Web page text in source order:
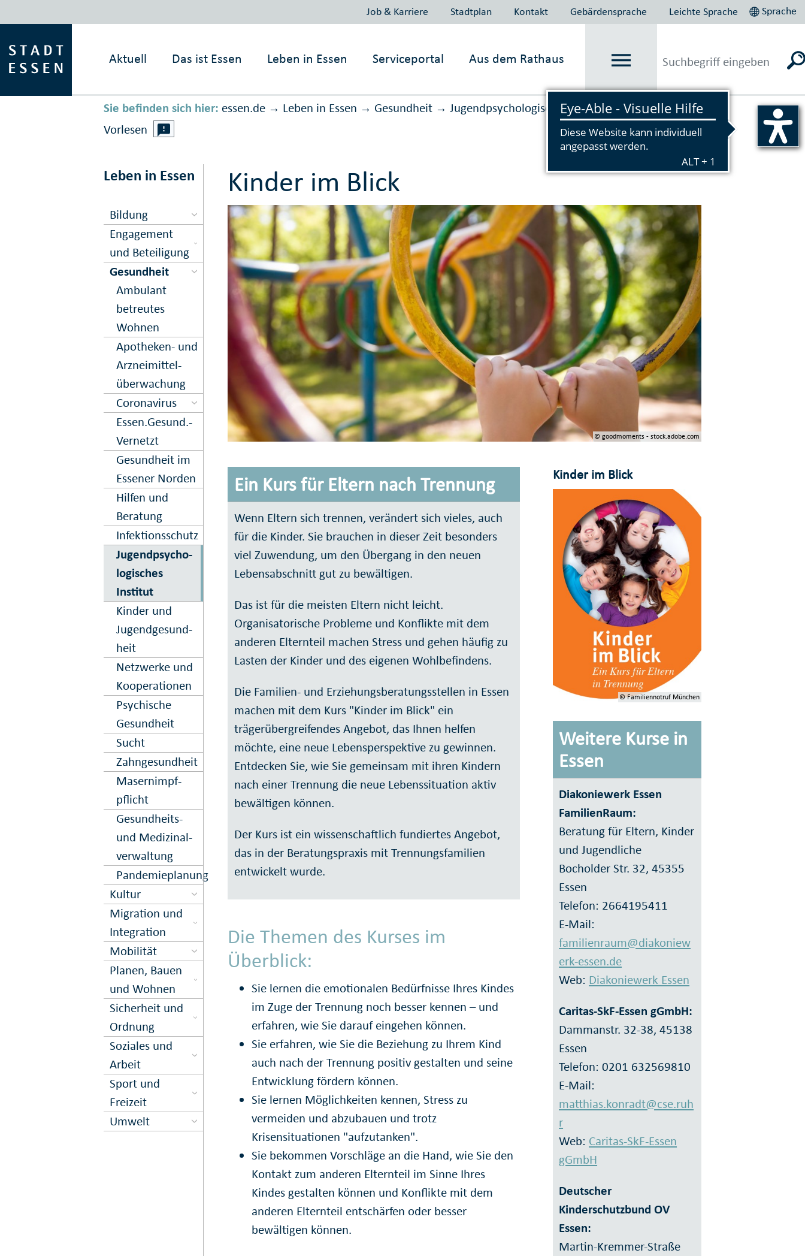
Job & Karriere Stadtplan Kontakt Gebärdensprache Leichte Sprache Sprache
Aktuell Das ist Essen Leben in Essen Serviceportal Aus dem Rathaus
Sie befinden sich hier: essen.de → Leben in Essen → Gesundheit → Jugend­psycho­logisches Institut
Vorlesen
Leben in Essen
Bildung
Engagement
und Beteiligung
Gesundheit
Ambulant
betreutes
Wohnen
Apo­theken- und
Arznei­mittel­
über­wachung
Corona­virus
Essen.­Gesund.­
Vernetzt
Gesundheit im
Essener Norden
Hilfen und
Beratung
Infektions­schutz
Jugend­psycho­
logisches
Institut
Kinder und
Jugend­gesund­
heit
Netz­werke und
Kooper­ation­en
Psy­chische
Gesund­heit
Sucht
Zahn­gesund­heit
Masern­impf­
pflicht
Gesund­heits-
und Medi­zinal­
ver­waltung
Pandemieplanung
Kultur
Migration und
Inte­gration
Mobilität
Planen, Bauen
und Wohnen
Sicher­heit und
Ord­nung
Soziales und
Arbeit
Sport und
Freizeit
Umwelt
Kinder im Blick
© goodmoments - stock.adobe.com
Ein Kurs für Eltern nach Trennung
Wenn Eltern sich trennen, verändert sich vieles, auch
für die Kinder. Sie brauchen in dieser Zeit besonders
viel Zuwendung, um den Übergang in den neuen
Lebensabschnitt gut zu bewältigen.
Das ist für die meisten Eltern nicht leicht.
Organisatorische Probleme und Konflikte mit dem
anderen Elternteil machen Stress und gehen häufig zu
Lasten der Kinder und des eigenen Wohlbefindens.
Die Familien- und Erziehungsberatungsstellen in Essen
machen mit dem Kurs "Kinder im Blick" ein
trägerübergreifendes Angebot, das Ihnen helfen
möchte, eine neue Lebensperspektive zu gewinnen.
Entdecken Sie, wie Sie gemeinsam mit ihren Kindern
nach einer Trennung die neue Lebenssituation aktiv
bewältigen können.
Der Kurs ist ein wissenschaftlich fundiertes Angebot,
das in der Beratungspraxis mit Trennungsfamilien
entwickelt wurde.
Die Themen des Kurses im
Überblick:
Sie lernen die emotionalen Bedürfnisse Ihres Kindes
im Zuge der Trennung noch besser kennen – und
erfahren, wie Sie darauf eingehen können.
Sie erfahren, wie Sie die Beziehung zu Ihrem Kind
auch nach der Trennung positiv gestalten und seine
Entwicklung fördern können.
Sie lernen Möglichkeiten kennen, Stress zu
vermeiden und abzubauen und trotz
Krisensituationen "aufzutanken".
Sie bekommen Vorschläge an die Hand, wie Sie den
Kontakt zum anderen Elternteil im Sinne Ihres
Kindes gestalten können und Konflikte mit dem
anderen Elternteil entschärfen oder besser
bewältigen können.
Kinder im Blick
© Familiennotruf München
Weitere Kurse in
Essen
Diakoniewerk Essen
FamilienRaum:
Beratung für Eltern, Kinder
und Jugendliche
Bocholder Str. 32, 45355
Essen
Telefon: 2664195411
E-Mail:
familienraum@diakoniew
erk-essen.de
Web: Diakoniewerk Essen
Caritas-SkF-Essen gGmbH:
Dammanstr. 32-38, 45138
Essen
Telefon: 0201 632569810
E-Mail:
matthias.konradt@cse.ruh
r
Web: Caritas-SkF-Essen
gGmbH
Deutscher
Kinderschutzbund OV
Essen:
Martin-Kremmer-Straße